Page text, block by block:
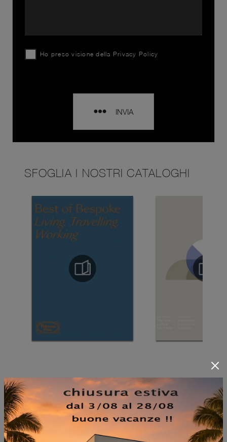
Ho preso visione della Privacy Policy
INVIA
SFOGLIA I NOSTRI CATALOGHI
NON PERDERTI ANCHE: